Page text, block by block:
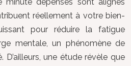
réellement à votre bien-
pour réduire la fatigue
mentale, un phénomène de
une étude révèle que